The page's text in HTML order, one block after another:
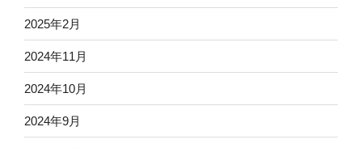
2025年2月
2024年11月
2024年10月
2024年9月